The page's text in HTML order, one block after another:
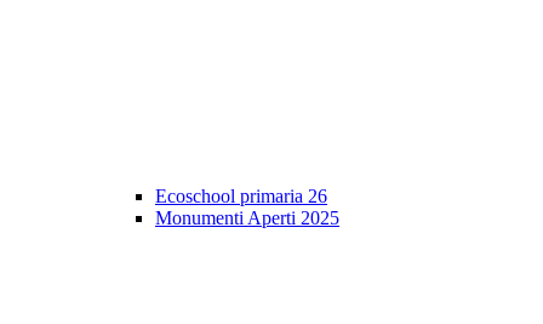
Ecoschool primaria 26
Monumenti Aperti 2025